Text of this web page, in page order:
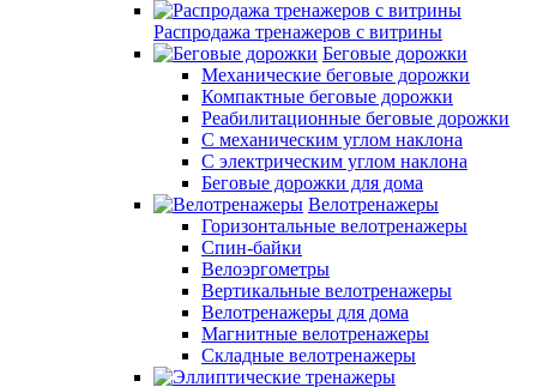
Распродажа тренажеров с витрины
Беговые дорожки
Механические беговые дорожки
Компактные беговые дорожки
Реабилитационные беговые дорожки
С механическим углом наклона
С электрическим углом наклона
Беговые дорожки для дома
Велотренажеры
Горизонтальные велотренажеры
Спин-байки
Велоэргометры
Вертикальные велотренажеры
Велотренажеры для дома
Магнитные велотренажеры
Складные велотренажеры